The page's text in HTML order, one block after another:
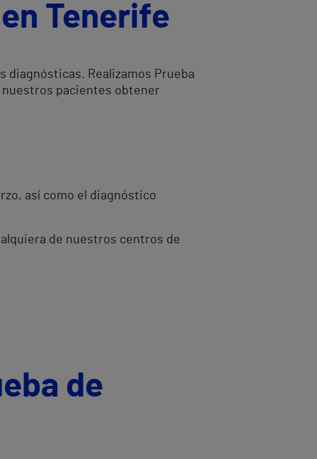
Tenerife
diagnósticas. Realizamos Prueba
nuestros pacientes obtener
así como el diagnóstico
de nuestros centros de
de